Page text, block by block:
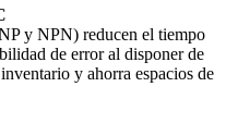
y NPN) reducen el tiempo
de error al disponer de
y ahorra espacios de